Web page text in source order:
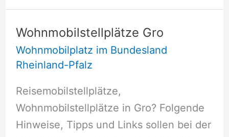
Wohnmobilstellplätze Gro
Wohnmobilplatz im Bundesland
Rheinland-Pfalz
Reisemobilstellplätze,
Wohnmobilstellplätze in Gro? Folgende
Hinweise, Tipps und Links sollen bei der